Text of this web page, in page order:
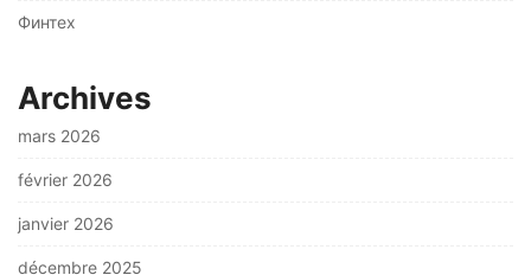
Финтех
Archives
mars 2026
février 2026
janvier 2026
décembre 2025